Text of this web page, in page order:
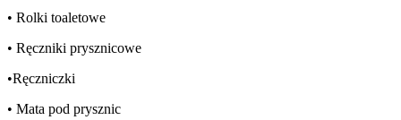
• Rolki toaletowe
• Ręczniki prysznicowe
•Ręczniczki
• Mata pod prysznic